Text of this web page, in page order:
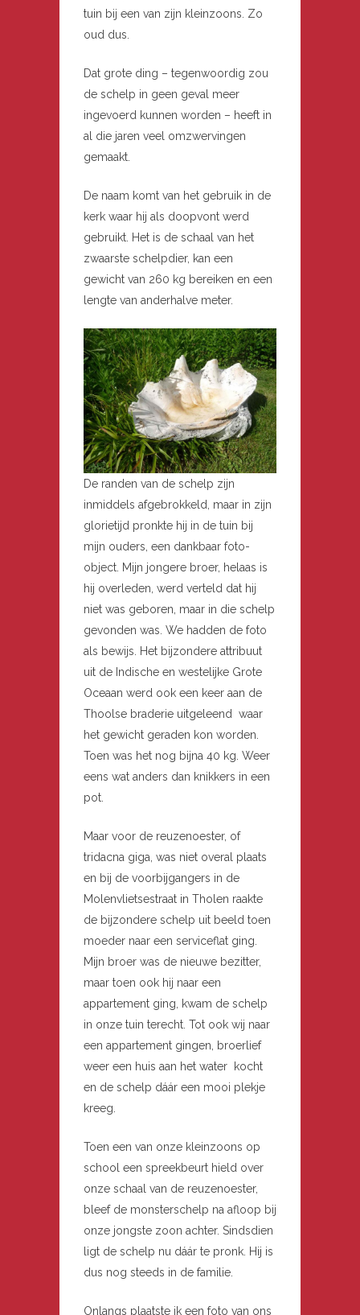
tuin bij een van zijn kleinzoons. Zo
oud dus.
Dat grote ding – tegenwoordig zou
de schelp in geen geval meer
ingevoerd kunnen worden – heeft in
al die jaren veel omzwervingen
gemaakt.
De naam komt van het gebruik in de
kerk waar hij als doopvont werd
gebruikt. Het is de schaal van het
zwaarste schelpdier, kan een
gewicht van 260 kg bereiken en een
lengte van anderhalve meter.
De randen van de schelp zijn
inmiddels afgebrokkeld, maar in zijn
glorietijd pronkte hij in de tuin bij
mijn ouders, een dankbaar foto-
object. Mijn jongere broer, helaas is
hij overleden, werd verteld dat hij
niet was geboren, maar in die schelp
gevonden was. We hadden de foto
als bewijs. Het bijzondere attribuut
uit de Indische en westelijke Grote
Oceaan werd ook een keer aan de
Thoolse braderie uitgeleend waar
het gewicht geraden kon worden.
Toen was het nog bijna 40 kg. Weer
eens wat anders dan knikkers in een
pot.
Maar voor de reuzenoester, of
tridacna giga, was niet overal plaats
en bij de voorbijgangers in de
Molenvlietsestraat in Tholen raakte
de bijzondere schelp uit beeld toen
moeder naar een serviceflat ging.
Mijn broer was de nieuwe bezitter,
maar toen ook hij naar een
appartement ging, kwam de schelp
in onze tuin terecht. Tot ook wij naar
een appartement gingen, broerlief
weer een huis aan het water kocht
en de schelp dáár een mooi plekje
kreeg.
Toen een van onze kleinzoons op
school een spreekbeurt hield over
onze schaal van de reuzenoester,
bleef de monsterschelp na afloop bij
onze jongste zoon achter. Sindsdien
ligt de schelp nu dáár te pronk. Hij is
dus nog steeds in de familie.
Onlangs plaatste ik een foto van ons